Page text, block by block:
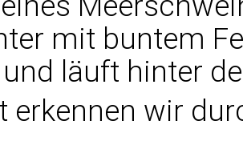
mit buntem
läuft hinter
erkennen wir